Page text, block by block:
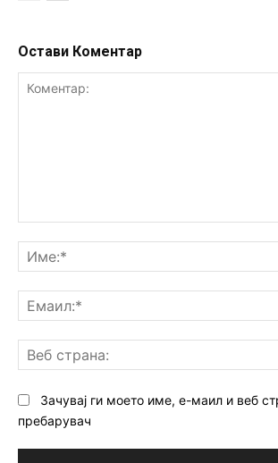
Остави Коментар
Зачувај ги моето име, е-маил и веб
пребарувач